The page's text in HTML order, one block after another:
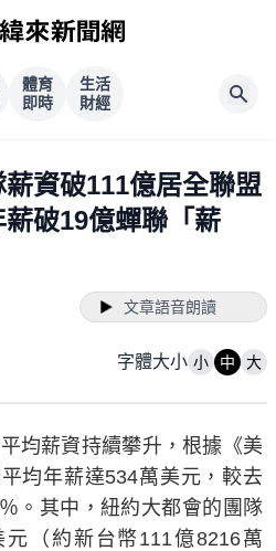
體育
即時
生活
財經
資破111億居全聯盟
破19億蟬聯「薪
文章語音朗讀
字體大小 小 中 大
均薪資持續攀升，根據《美
均年薪達534萬美元，較去
。其中，紐約大都會的團隊
（約新台幣111億8216萬